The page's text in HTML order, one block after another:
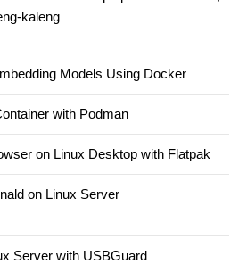
kaleng
Models Using Docker
with Podman
on Linux Desktop with Flatpak
on Linux Server
Server with USBGuard